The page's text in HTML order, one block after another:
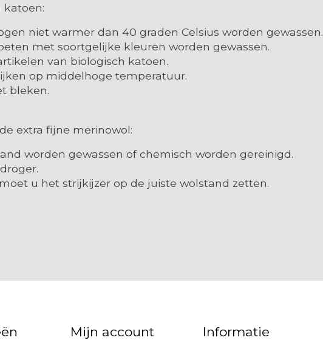
katoen:
niet warmer dan 40 graden Celsius worden gewassen.
met soortgelijke kleuren worden gewassen.
van biologisch katoen.
op middelhoge temperatuur.
bleken.
extra fijne merinowol:
worden gewassen of chemisch worden gereinigd.
u het strijkijzer op de juiste wolstand zetten.
Mijn account Informatie